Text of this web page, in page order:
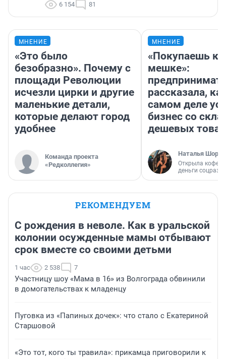
6 154 81
МНЕНИЕ
«Это было
безобразно». Почему с
площади Революции
исчезли цирки и другие
маленькие детали,
которые делают город
удобнее
Команда проекта
«Редколлегия»
МНЕНИЕ
«Покупаешь
мешке»:
рассказала,
самом деле
бизнес со
дешевых
Наталья
Открыла
деньги
РЕКОМЕНДУЕМ
С рождения в неволе. Как в уральской
колонии осужденные мамы отбывают
срок вместе со своими детьми
1 час 2 538 7
Участницу шоу «Мама в 16» из Волгограда обвинили
в домогательствах к младенцу
Пуговка из «Папиных дочек»: что стало с Екатериной
Старшовой
«Это тот, кого ты травила»: прикамца приговорили к